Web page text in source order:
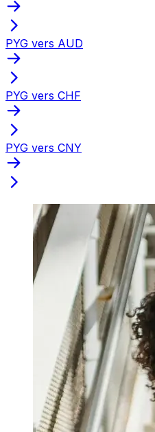
PYG vers AUD
PYG vers CHF
PYG vers CNY